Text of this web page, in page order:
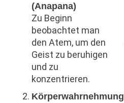
(Anapana)
Zu Beginn
beobachtet man
den Atem, um den
Geist zu beruhigen
und zu
konzentrieren.
Körperwahrnehmung